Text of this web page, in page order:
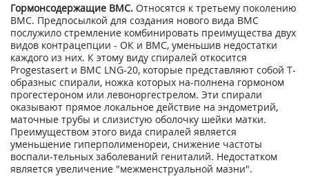
Гормонсодержащие ВМС. Относятся к третьему поколению
ВМС. Предпосылкой для создания нового вида ВМС
послужило стремление комбинировать преимущества двух
видов контрацепции - ОК и ВМС, уменьшив недостатки
каждого из них. К этому виду спиралей откосится
Рrogestasert и ВМС LNG-20, которые представляют собой Т-
образныс спирали, ножка которых на-полнена гормоном
прогестероном или левоноргестрелом. Эти спирали
оказывают прямое локальное действие на эндометрий,
маточные трубы и слизистую оболочку шейки матки.
Преимуществом этого вида спиралей является
уменьшение гиперполименореи, снижение частоты
воспали-тельных заболеваний гениталий. Недостатком
является увеличение "межменструальной мазни".